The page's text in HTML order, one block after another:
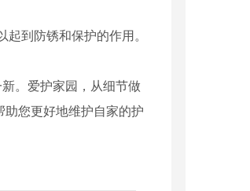
到防锈和保护的作用。
。爱护家园，从细节做
您更好地维护自家的护